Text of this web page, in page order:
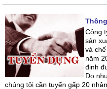
Công
sản
và
năm
định
Do
chúng tôi cần tuyển gấp 20